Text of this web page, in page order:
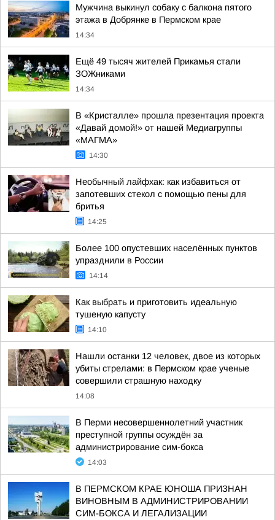
Мужчина выкинул собаку с балкона пятого
этажа в Добрянке в Пермском крае
14:34
Ещё 49 тысяч жителей Прикамья стали
ЗОЖниками
14:34
В «Кристалле» прошла презентация проекта
«Давай домой!» от нашей Медиагруппы
«МАГМА»
14:30
Необычный лайфхак: как избавиться от
запотевших стекол с помощью пены для
бритья
14:25
Более 100 опустевших населённых пунктов
упразднили в России
14:14
Как выбрать и приготовить идеальную
тушеную капусту
14:10
Нашли останки 12 человек, двое из которых
убиты стрелами: в Пермском крае ученые
совершили страшную находку
14:08
В Перми несовершеннолетний участник
преступной группы осуждён за
администрирование сим-бокса
14:03
В ПЕРМСКОМ КРАЕ ЮНОША ПРИЗНАН
ВИНОВНЫМ В АДМИНИСТРИРОВАНИИ
СИМ-БОКСА И ЛЕГАЛИЗАЦИИ